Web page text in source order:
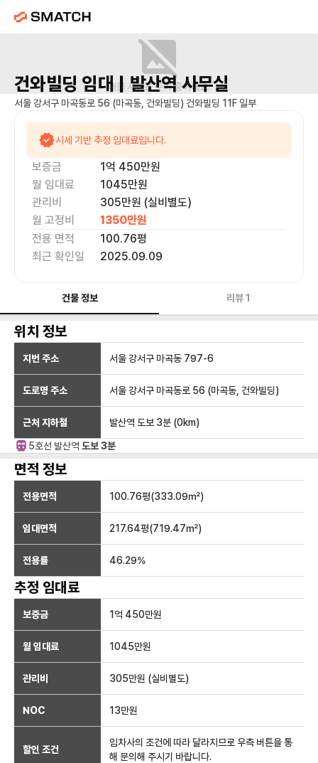
매물 사진을 준비 중이에요.
건와빌딩 임대 | 발산역사무실
서울 강서구 마곡동로 56 (마곡동, 건와빌딩) 건와빌딩 11F 일부
시세 기반 추정 임대료입니다.
보증금 1억 450만원
월 임대료
1045만원
관리비
305만원 (실비별도)
월 고정비
1350만원
전용 면적
100.76평
최근 확인일
2025.09.09
건물 정보 리뷰1
위치 정보
지번 주소 서울 강서구 마곡동 797-6
도로명 주소 서울 강서구 마곡동로 56 (마곡동, 건와빌딩)
근처 지하철 발산역 도보 3분 (0km)
5호선 발산역 도보 3분
면적 정보
전용면적 100.76평(333.09㎡)
임대면적 217.64평(719.47㎡)
전용률 46.29%
추정 임대료
보증금 1억 450만원
월 임대료 1045만원
관리비 305만원 (실비별도)
NOC 13만원
할인 조건
임차사의 조건에 따라 달라지므로 우측 버튼을 통
해 문의해 주시기 바랍니다.